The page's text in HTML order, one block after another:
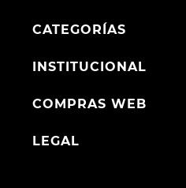
CATEGORÍAS
INSTITUCIONAL
COMPRAS WEB
LEGAL